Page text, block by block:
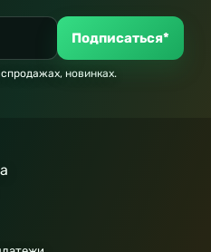
Подписаться*
новинках.